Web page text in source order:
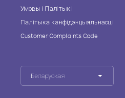
Умовы і Палітыкі
Палітыка канфідэнцыяльнасці
Customer Complaints Code
Беларуская